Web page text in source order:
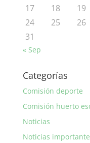
17
18 19
24
25 26
31
« Sep
Categorías
Comisión deporte
Comisión huerto
Noticias
Noticias